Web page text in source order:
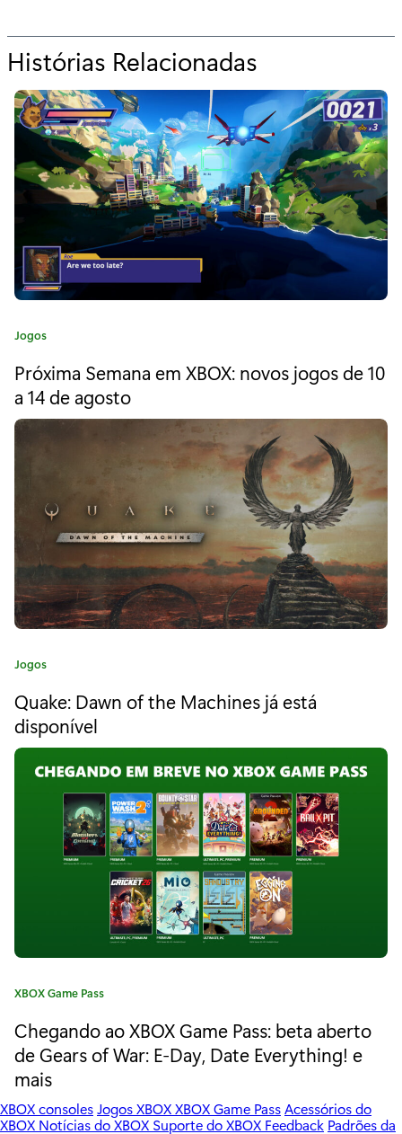
Histórias Relacionadas
a
r
a
“
C
n
o
l
R
e
s
o
n
a
:
R
e
m
e
d
y
c
o
e
n
t
C
t
e
o
Jogos
Próxima Semana em XBOX: novos jogos de 10
a 14 de agosto
C
t
e
o
Jogos
Quake: Dawn of the Machines já está
disponível
C
t
e
o
r
i
XBOX Game Pass
Chegando ao XBOX Game Pass: beta aberto
de Gears of War: E-Day, Date Everything! e
mais
XBOX consolesJogos XBOXXBOX Game PassAcessórios do
XBOX Notícias do XBOX Suporte do XBOX Feedback Padrões da